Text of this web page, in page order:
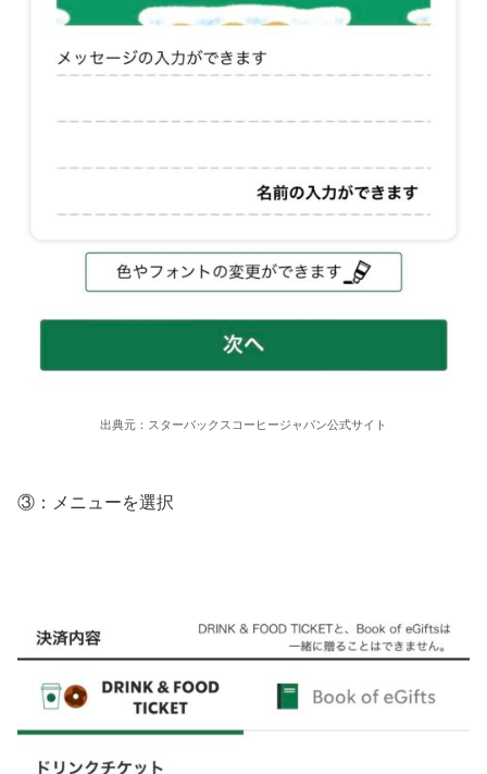
出典元：スターバックスコーヒージャパン公式サイト
③：メニューを選択